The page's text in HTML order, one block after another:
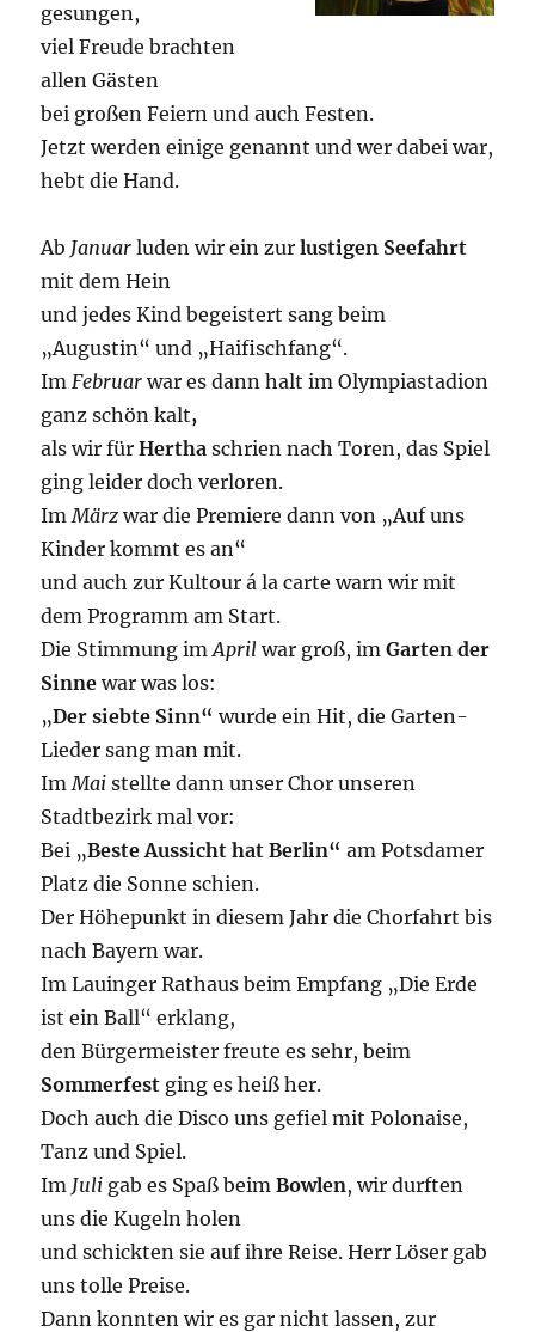
gesungen,
viel Freude brachten
allen Gästen
bei großen Feiern und auch Festen.
Jetzt werden einige genannt und wer dabei war,
hebt die Hand.
Ab Januar luden wir ein zurlustigen Seefahrt
mit dem Hein
und jedes Kind begeistert sang beim
„Augustin“ und „Haifischfang“.
ImFebruar war es dann halt im Olympiastadion
ganz schön kalt,
als wir fürHertha schrien nach Toren, das Spiel
ging leider doch verloren.
ImMärz war die Premiere dann von „Auf uns
Kinder kommt es an“
und auch zur Kultour á la carte warn wir mit
dem Programm am Start.
Die Stimmung imApril war groß, imGarten der
Sinne war was los:
„Der siebte Sinn“ wurde ein Hit, die Garten-
Lieder sang man mit.
ImMaistellte dann unser Chor unseren
Stadtbezirk mal vor:
Bei „Beste Aussicht hat Berlin“am Potsdamer
Platz die Sonne schien.
Der Höhepunkt in diesem Jahr die Chorfahrt bis
nach Bayern war.
Im Lauinger Rathaus beim Empfang „Die Erde
ist ein Ball“ erklang,
den Bürgermeister freute es sehr, beim
Sommerfest ging es heiß her.
Doch auch die Disco uns gefiel mit Polonaise,
Tanz und Spiel.
Im Juli gab es Spaß beimBowlen, wir durften
uns die Kugeln holen
und schickten sie auf ihre Reise. Herr Löser gab
uns tolle Preise.
Dann konnten wir es gar nicht lassen, zur